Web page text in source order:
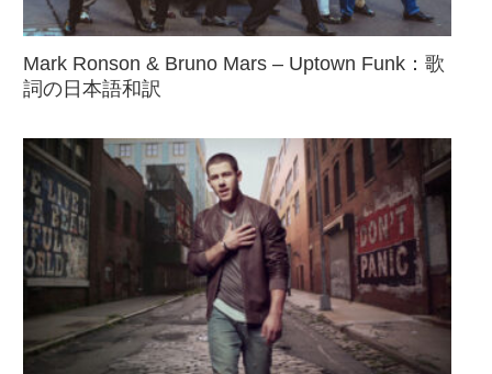
Mark Ronson & Bruno Mars – Uptown Funk：歌
詞の日本語和訳